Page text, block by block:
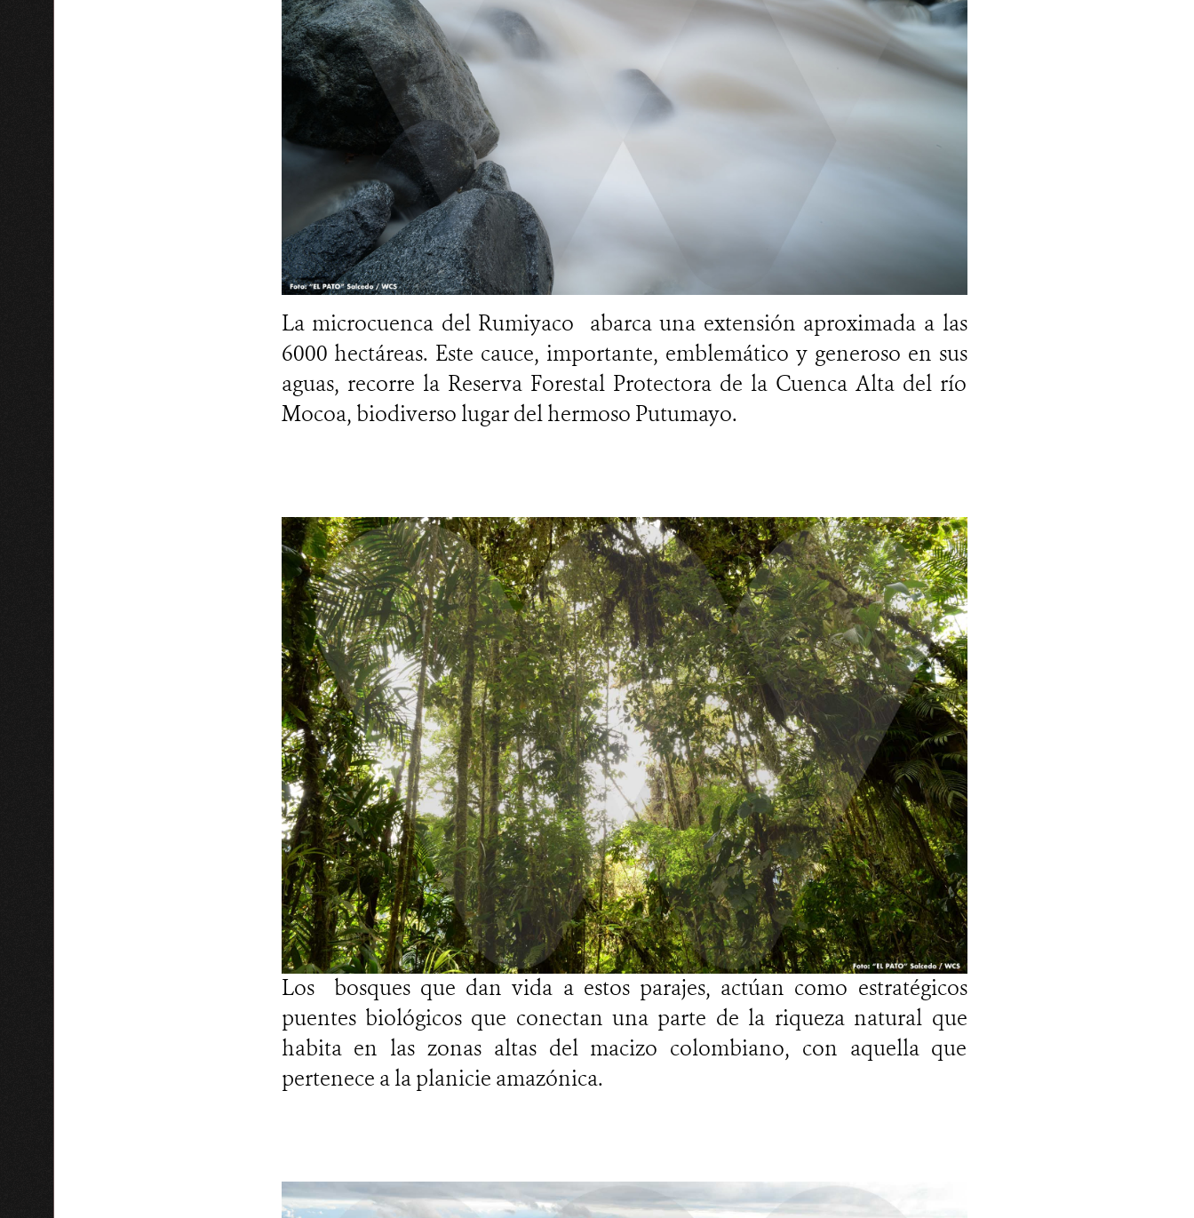
La microcuenca del Rumiyaco abarca una extensión aproximada a las
6000 hectáreas. Este cauce, importante, emblemático y generoso en sus
aguas, recorre la Reserva Forestal Protectora de la Cuenca Alta del río
Mocoa, biodiverso lugar del hermoso Putumayo.
Los bosques que dan vida a estos parajes, actúan como estratégicos
puentes biológicos que conectan una parte de la riqueza natural que
habita en las zonas altas del macizo colombiano, con aquella que
pertenece a la planicie amazónica.